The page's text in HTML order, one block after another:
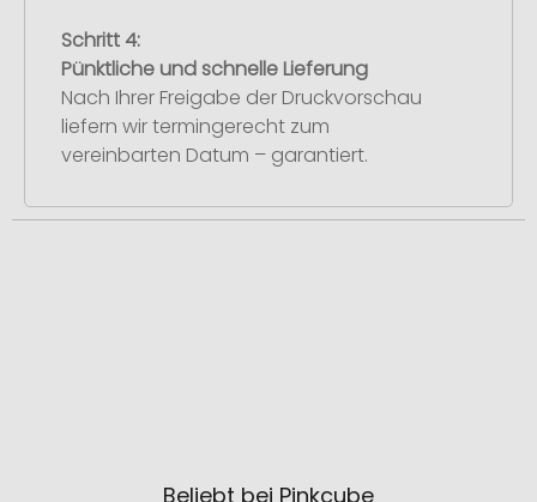
Schritt 4:
Pünktliche und schnelle Lieferung
Nach Ihrer Freigabe der Druckvorschau
liefern wir termingerecht zum
vereinbarten Datum – garantiert.
Beliebt bei Pinkcube